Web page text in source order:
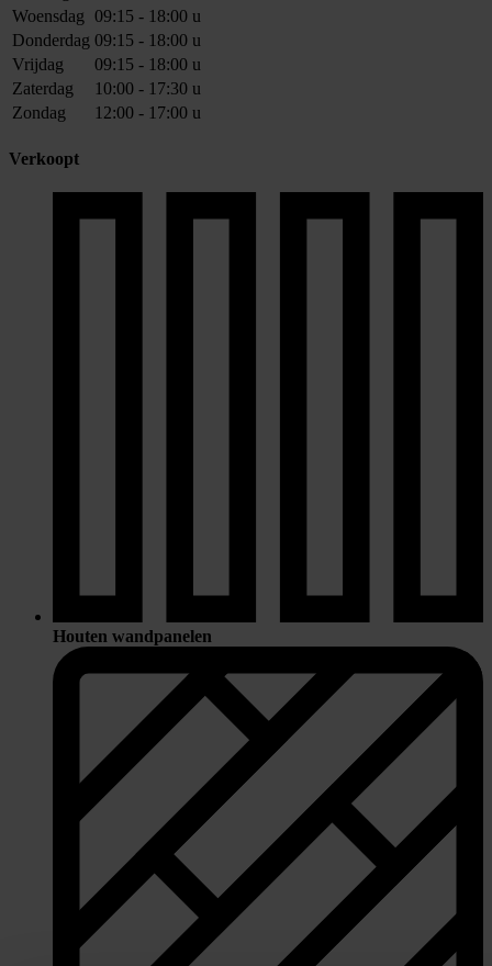
Woensdag 09:15 - 18:00 u
Donderdag 09:15 - 18:00 u
Vrijdag
09:15 - 18:00 u
Zaterdag
10:00 - 17:30 u
Zondag
12:00 - 17:00 u
Verkoopt
Houten wandpanelen